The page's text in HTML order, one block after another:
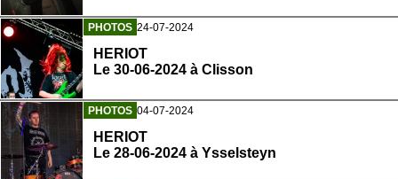
PHOTOS 24-07-2024
HERIOT
Le 30-06-2024 à Clisson
PHOTOS 04-07-2024
HERIOT
Le 28-06-2024 à Ysselsteyn